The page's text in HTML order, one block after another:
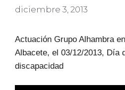
diciembre 3, 2013
Actuación Grupo Alhambra
Albacete, el 03/12/2013, Día
discapacidad